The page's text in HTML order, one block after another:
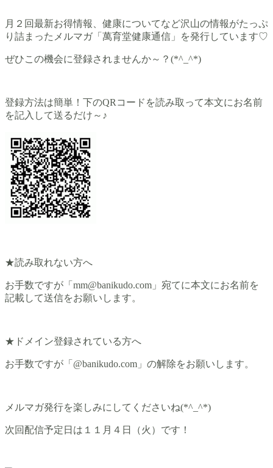
月２回最新お得情報、健康についてなど沢山の情報がたっぷ
り詰まったメルマガ「萬育堂健康通信」を発行しています♡
ぜひこの機会に登録されませんか～？(*^_^*)
登録方法は簡単！下のQRコードを読み取って本文にお名前
を記入して送るだけ～♪
★読み取れない方へ
お手数ですが「mm@banikudo.com」宛てに本文にお名前を
記載して送信をお願いします。
★ドメイン登録されている方へ
お手数ですが「@banikudo.com」の解除をお願いします。
メルマガ発行を楽しみにしてくださいね(*^_^*)
次回配信予定日は１１月４日（火）です！